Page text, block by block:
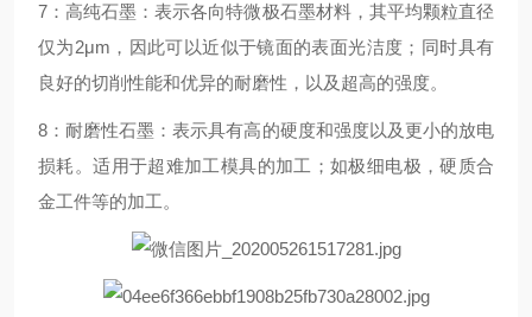
7：高纯石墨：表示各向特微极石墨材料，其平均颗粒直径
仅为2μm，因此可以近似于镜面的表面光洁度；同时具有
良好的切削性能和优异的耐磨性，以及超高的强度。
8：耐磨性石墨：表示具有高的硬度和强度以及更小的放电
损耗。适用于超难加工模具的加工；如极细电极，硬质合
金工件等的加工。